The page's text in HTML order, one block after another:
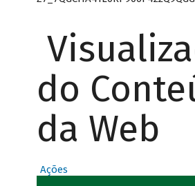
do
da Web
Ações